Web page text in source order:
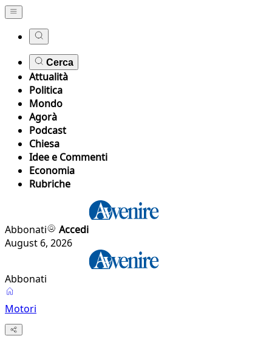
Cerca
Attualità
Politica
Mondo
Agorà
Podcast
Chiesa
Idee e Commenti
Economia
Rubriche
Abbonati
Accedi
August 6, 2026
Abbonati
Motori